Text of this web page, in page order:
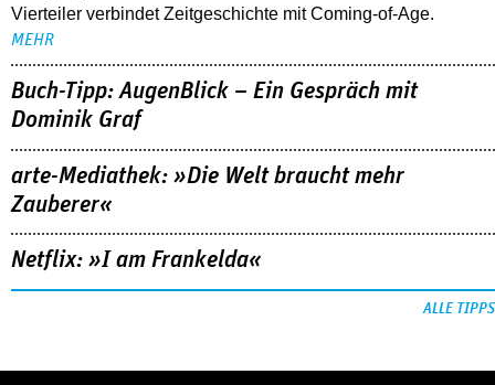
Vierteiler verbindet Zeitgeschichte mit Coming-of-Age.
MEHR
Buch-Tipp: AugenBlick – Ein Gespräch mit
Dominik Graf
arte-Mediathek: »Die Welt braucht mehr
Zauberer«
Netflix: »I am Frankelda«
ALLE TIPPS